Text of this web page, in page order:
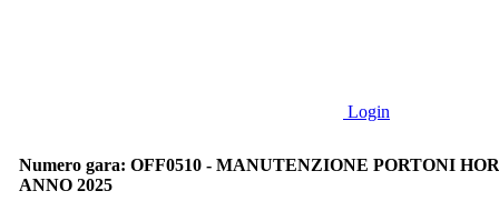
Login
Numero gara: OFF0510 - MANUTENZIONE PORTONI
ANNO 2025